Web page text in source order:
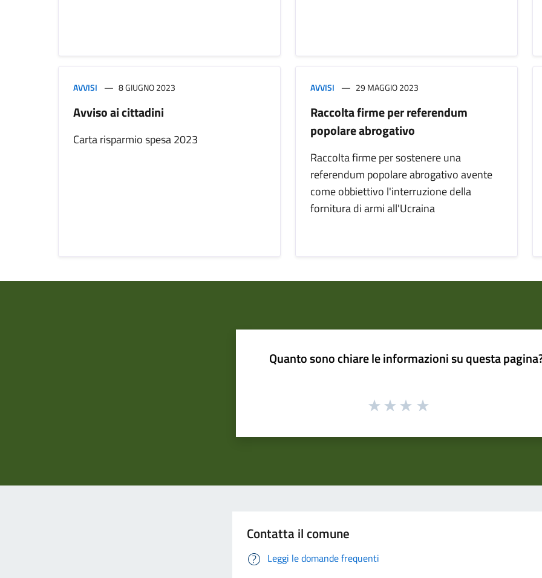
AVVISI 8 GIUGNO 2023
Avviso ai cittadini
Carta risparmio spesa 2023
AVVISI 29 MAGGIO 2023
Raccolta firme per referendum
popolare abrogativo
Raccolta firme per sostenere una
referendum popolare abrogativo avente
come obbiettivo l'interruzione della
fornitura di armi all'Ucraina
Quanto sono chiare le informazioni su questa
Contatta il comune
Leggi le domande frequenti